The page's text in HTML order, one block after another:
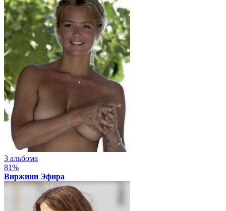
3 альбома
81%
Виржини Эфира